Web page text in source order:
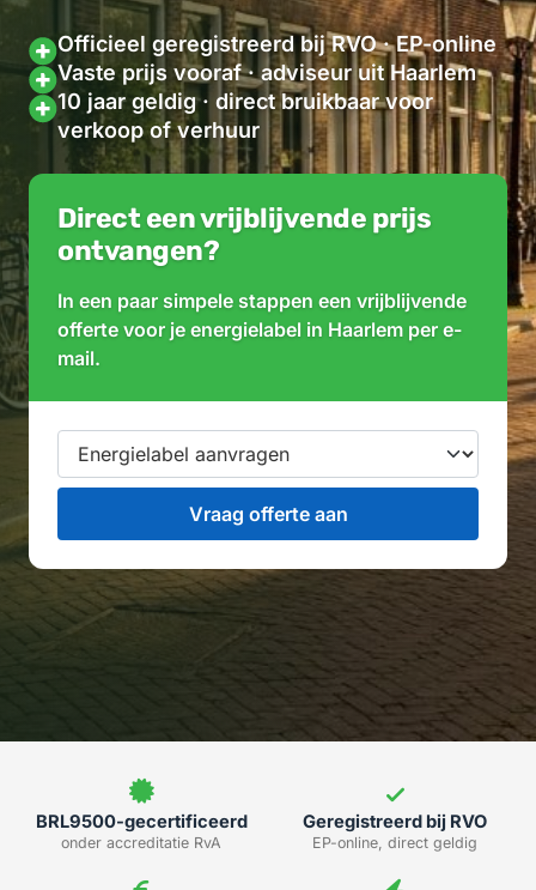
Officieel geregistreerd bij RVO · EP-online
Vaste prijs vooraf · adviseur uit Haarlem
10 jaar geldig · direct bruikbaar voor
verkoop of verhuur
Direct een vrijblijvende prijs
ontvangen?
In een paar simpele stappen een vrijblijvende
offerte voor je energielabel in Haarlem per e-
mail.
BRL9500-gecertificeerd
onder accreditatie RvA
Geregistreerd bij RVO
EP-online, direct geldig